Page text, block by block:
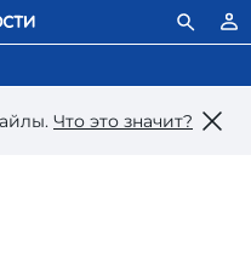
Что это значит?